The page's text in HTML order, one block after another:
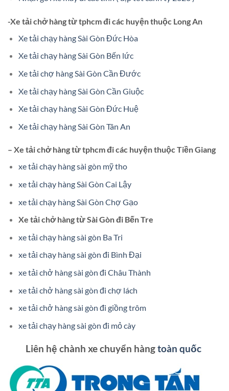
-Xe tải chở hàng từ tphcm đi các huyện thuộc Long An
Xe tải chạy hàng Sài Gòn Đức Hòa
Xe tải chạy hàng Sài Gòn Bến lức
Xe tải chợ hàng Sài Gòn Cần Đước
Xe tải chạy hàng Sài Gòn Cần Giuộc
Xe tải chạy hàng Sài Gòn Đức Huệ
Xe tải chạy hàng Sài Gòn Tân An
– Xe tải chở hàng từ tphcm đi các huyện thuộc Tiền Giang
xe tải chạy hàng sài gòn mỹ tho
xe tải chạy hàng Sài Gòn Cai Lậy
xe tải chạy hàng Sài Gòn Chợ Gạo
Xe tải chở hàng từ Sài Gòn đi Bến Tre
xe tải chạy hàng sài gòn Ba Tri
xe tải chạy hàng sài gòn đi Bình Đại
xe tải chở hàng sài gòn đi Châu Thành
xe tải chở hàng sài gòn đi chợ lách
xe tải chở hàng sài gòn đi giồng trôm
xe tải chạy hàng sài gòn đi mỏ cày
Liên hệ chành xe chuyển hàngtoàn quốc